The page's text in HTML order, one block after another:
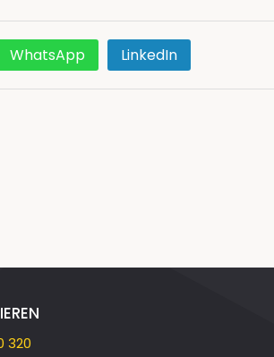
WhatsApp LinkedIn
320